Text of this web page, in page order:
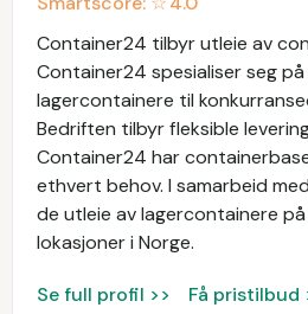
Container24 tilbyr utleie av
Container24 spesialiser seg
lagercontainere til
Bedriften tilbyr fleksible
Container24 har
ethvert behov. I samarbeid
de utleie av lagercontainere
lokasjoner i Norge.
Se full profil >> Få pristilbud